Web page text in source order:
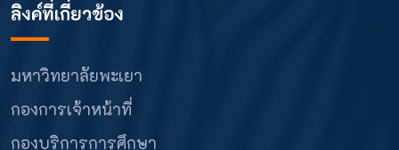
ลิงค์ที่เกี่ยวข้อง
มหาวิทยาลัยพะเยา
กองการเจ้าหน้าที่
กองบริการการศึกษา